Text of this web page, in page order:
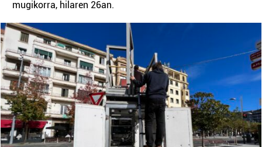
mugikorra, hilaren 26an.